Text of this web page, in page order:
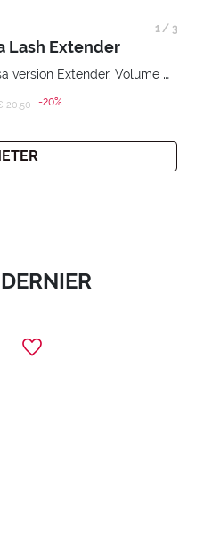
Lash Extender
Le mascara de Pupa dans sa version Extender. Volume extension 3D. Des cils amplifiés et liftés à l’infini.
reduced from
20,50to-20%
1 / 3